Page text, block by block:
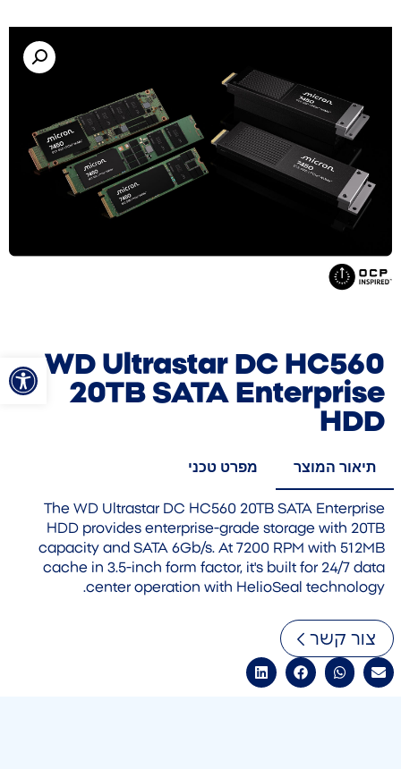
פתח WD Ultrastar DC HC560
20TB SATA Enterprise
HDD
תיאור המוצר מפרט טכני
The WD Ultrastar DC HC560 20TB SATA Enterprise
HDD provides enterprise-grade storage with 20TB
capacity and SATA 6Gb/s. At 7200 RPM with 512MB
cache in 3.5-inch form factor, it's built for 24/7 data
center operation with HelioSeal technology.
צור קשר